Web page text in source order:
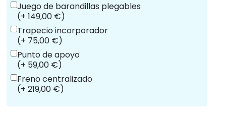
Juego de barandillas plegables
(+ 149,00 €)
Trapecio incorporador
(+ 75,00 €)
Punto de apoyo
(+ 59,00 €)
Freno centralizado
(+ 219,00 €)